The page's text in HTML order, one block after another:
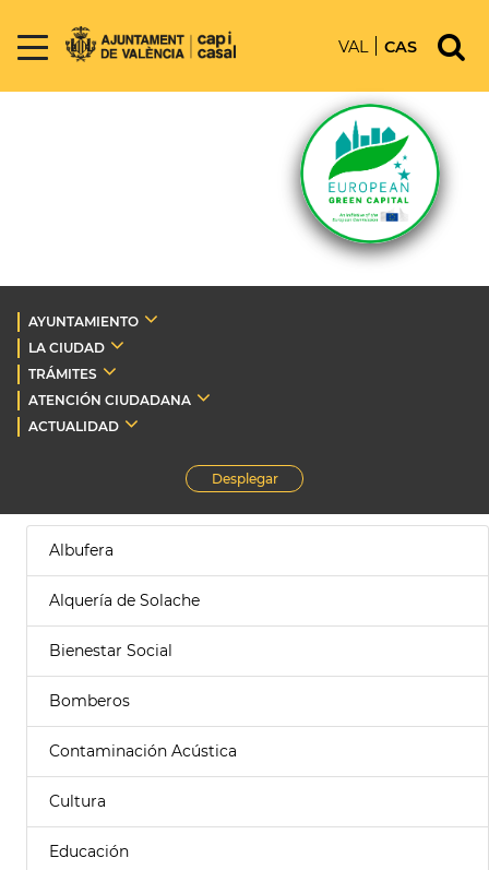
VAL CAS
AYUNTAMIENTO
LA CIUDAD
TRÁMITES
ATENCIÓN CIUDADANA
ACTUALIDAD
Desplegar
Albufera
Alquería de Solache
Bienestar Social
Bomberos
Contaminación Acústica
Cultura
Educación